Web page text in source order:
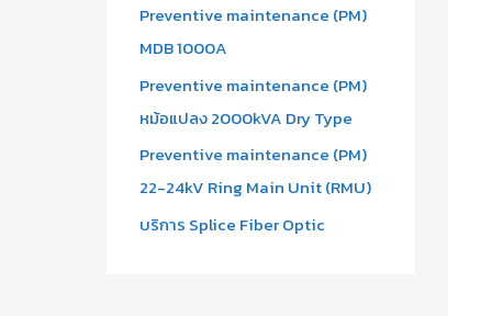
Preventive maintenance (PM)
MDB 1000A
Preventive maintenance (PM)
หม้อแปลง 2000kVA Dry Type
Preventive maintenance (PM)
22-24kV Ring Main Unit (RMU)
บริการ Splice Fiber Optic